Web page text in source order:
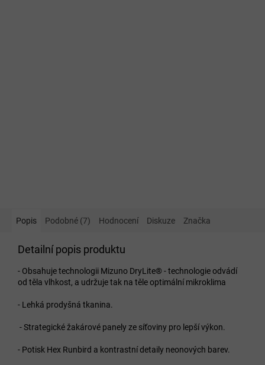
Popis Podobné (7) Hodnocení Diskuze Značka
Detailní popis produktu
- Obsahuje technologii Mizuno DryLite® - technologie odvádí
od těla vlhkost, a udržuje tak na těle optimální mikroklima
- Lehká prodyšná tkanina.
- Strategické žakárové panely ze síťoviny pro lepší výkon.
- Potisk Hex Runbird a kontrastní detaily neonových barev.